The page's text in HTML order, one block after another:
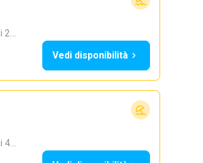
2…
Vedi disponibilità
4…